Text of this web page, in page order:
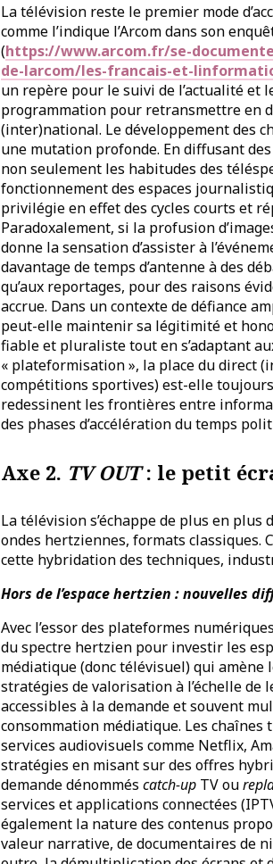
La télévision reste le premier mode
comme l’indique l’Arcom dans son
(https://www.arcom.fr/se-
de-larcom/les-francais-et-
un repère pour le suivi de l’actualité
programmation pour retransmettre en
(inter)national. Le développement des
une mutation profonde. En diffusant
non seulement les habitudes des
fonctionnement des espaces
privilégie en effet des cycles courts et
Paradoxalement, si la profusion
donne la sensation d’assister à
davantage de temps d’antenne à des
qu’aux reportages, pour des raisons
accrue. Dans un contexte de défiance
peut-elle maintenir sa légitimité et
fiable et pluraliste tout en s’adaptant
« plateformisation », la place du direct
compétitions sportives) est-elle
redessinent les frontières entre
des phases d’accélération du temps
Axe 2. TV OUT: le petit
La télévision s’échappe de plus en
ondes hertziennes, formats
cette hybridation des techniques,
Hors de l’espace hertzien : nouvelles
Avec l’essor des plateformes
du spectre hertzien pour investir les
médiatique (donc télévisuel) qui amène
stratégies de valorisation à l’échelle de
accessibles à la demande et souvent
consommation médiatique. Les
services audiovisuels comme Netflix,
stratégies en misant sur des offres
demande dénommés catch-up TV ou
services et applications connectées
également la nature des contenus
valeur narrative, de documentaires de